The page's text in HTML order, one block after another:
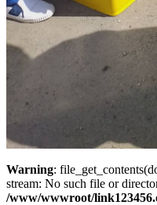
Warning:
stream: No such file or
/www/wwwroot/